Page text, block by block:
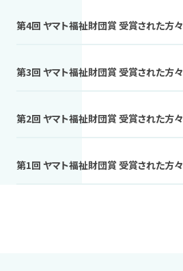
第4回 ヤマト福祉財団賞 受賞された方々
第3回 ヤマト福祉財団賞 受賞された方々
第2回 ヤマト福祉財団賞 受賞された方々
第1回 ヤマト福祉財団賞 受賞された方々